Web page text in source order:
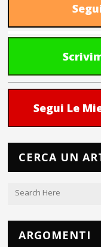
Segui Le
CERCA UN
ARGOMENTI